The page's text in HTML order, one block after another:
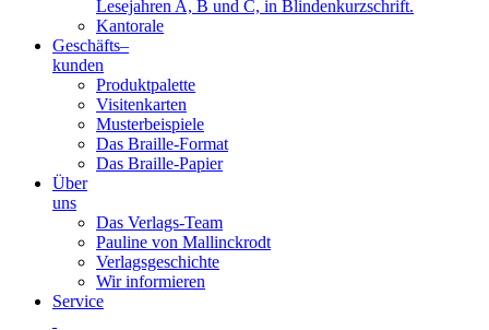
Lesejahren A, B und C, in Blindenkurzschrift.
Kantorale
Geschäfts­–
kunden
Produktpalette
Visitenkarten
Musterbeispiele
Das Braille-Format
Das Braille-Papier
Über
uns
Das Verlags-Team
Pauline von Mallinckrodt
Verlagsgeschichte
Wir informieren
Service